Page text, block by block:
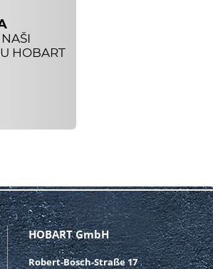
HOBART
HOBART GmbH
Robert-Bosch-Straße 17